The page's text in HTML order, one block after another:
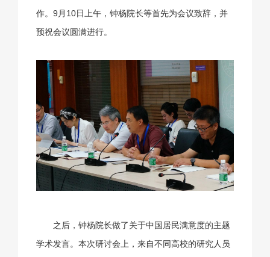
作。9月10日上午，钟杨院长等首先为会议致辞，并
预祝会议圆满进行。
之后，钟杨院长做了关于中国居民满意度的主题
学术发言。本次研讨会上，来自不同高校的研究人员